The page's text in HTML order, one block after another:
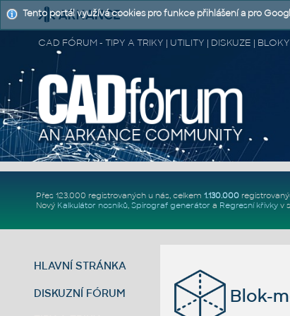
CAD FÓRUM - TIPY A TRIKY | UTILITY | DISKUZE |
Přes 123.000 registrovaných u nás, celkem 1.130.000
Nový Kalkulátor nosníků, Spirograf generátor a Regresní křivkyv
HLAVNÍ STRÁNKA
DISKUZNÍ FÓRUM Blok-
Tento portál využívá cookies pro funkce přihlášení a pro